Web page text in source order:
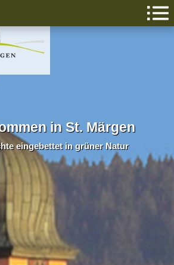
in St. Märgen
eingebettet in grüner Natur